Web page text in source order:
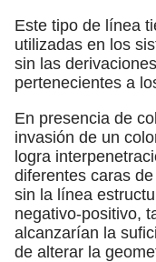
Este tipo de línea
utilizadas en los
sin las
pertenecientes a
En presencia de
invasión de un
logra
diferentes caras
sin la línea
negativo-positivo,
alcanzarían la
de alterar la